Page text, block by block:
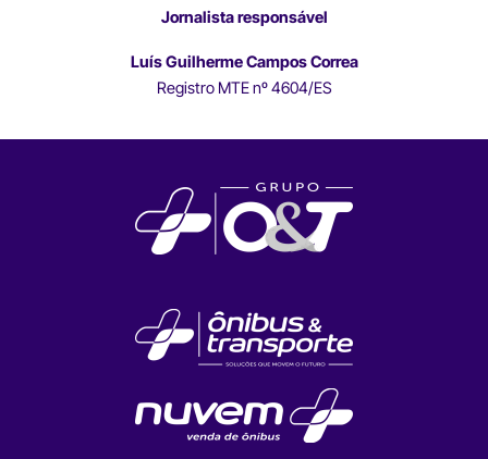
Jornalista responsável
Luís Guilherme Campos Correa
Registro MTE nº 4604/ES